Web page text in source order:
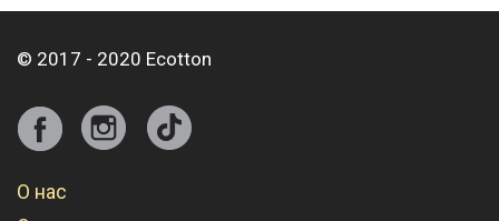
© 2017 - 2020 Ecotton
О нас